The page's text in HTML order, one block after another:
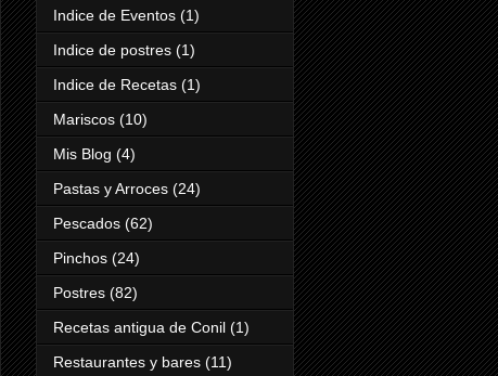
Indice de Eventos (1)
Indice de postres (1)
Indice de Recetas (1)
Mariscos (10)
Mis Blog (4)
Pastas y Arroces (24)
Pescados (62)
Pinchos (24)
Postres (82)
Recetas antigua de Conil (1)
Restaurantes y bares (11)